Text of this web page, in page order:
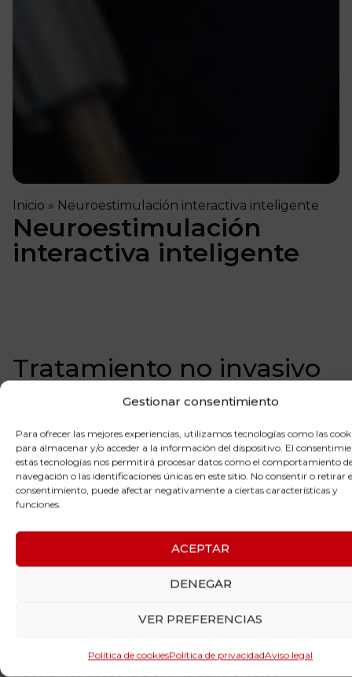
Gestionar consentimiento
Para ofrecer las mejores experiencias, utilizamos tecnologías como las
para almacenar y/o acceder a la información del dispositivo. El
estas tecnologías nos permitirá procesar datos como el comportamiento
navegación o las identificaciones únicas en este sitio. No consentir o retirar
consentimiento, puede afectar negativamente a ciertas características y
funciones.
ACEPTAR
DENEGAR
VER PREFERENCIAS
Política de cookiesPolítica de privacidadAviso legal
Inicio » Neuroestimulación interactiva inteligente
Neuroestimulación
interactiva inteligente
Tratamiento no invasivo
para el alivio del dolor
Son muchas las personas, que cansadas de probar
tratamientos “milagro” y no obtener ningún
resultado, deciden rendirse al dolor para sufrir la
resignación que ello conlleva o medicarse de por
vida, y es por eso que debemos saber que hay
tratamientos poco conocidos y que tienen una
impresionante efectividad, tanto en dolor agudo
como crónico, reduciendo o eliminando el dolor y
aumentando los rangos articulares. Se trata de la
nuevo tratamiento es que no es invasivo ya que